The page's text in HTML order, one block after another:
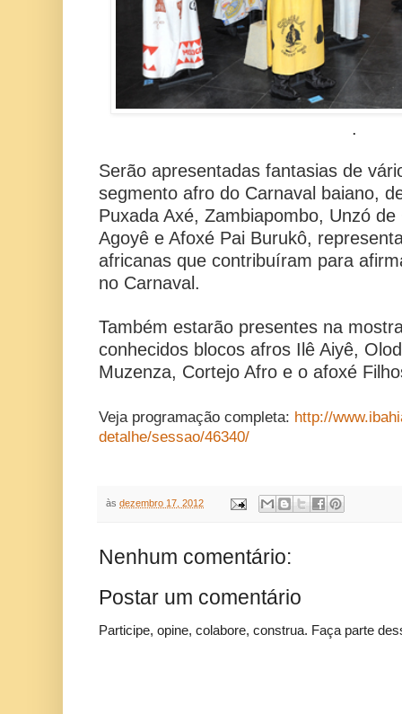
.
Serão apresentadas fantasias de
segmento afro do Carnaval baiano,
Puxada Axé, Zambiapombo, Unzó
Agoyê e Afoxé Pai Burukô,
africanas que contribuíram para
no Carnaval.
Também estarão presentes na
conhecidos blocos afros Ilê Aiyê,
Muzenza, Cortejo Afro e o afoxé
Veja programação completa: http://
detalhe/sessao/46340/
às dezembro 17, 2012
Nenhum comentário:
Postar um comentário
Participe, opine, colabore, construa. Faça parte